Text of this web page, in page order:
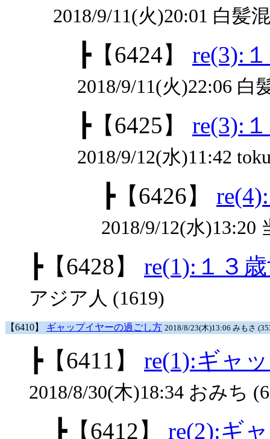
2018/9/11(火)20:01 白髪
┣【6424】 re(3):
2018/9/11(火)22:06 白
┣【6425】 re(3):
2018/9/12(水)11:42
┣【6426】
2018/9/12(水)13:20
┣【6428】 re(1):１３
アジア人 (1619)
【6410】 ギャップイヤーの過ごし方 2018/8/23(木)13:06 みもさ
┣【6411】 re(1):ギャ
2018/8/30(木)18:34 おみち
┣【6412】 re(2):ギ